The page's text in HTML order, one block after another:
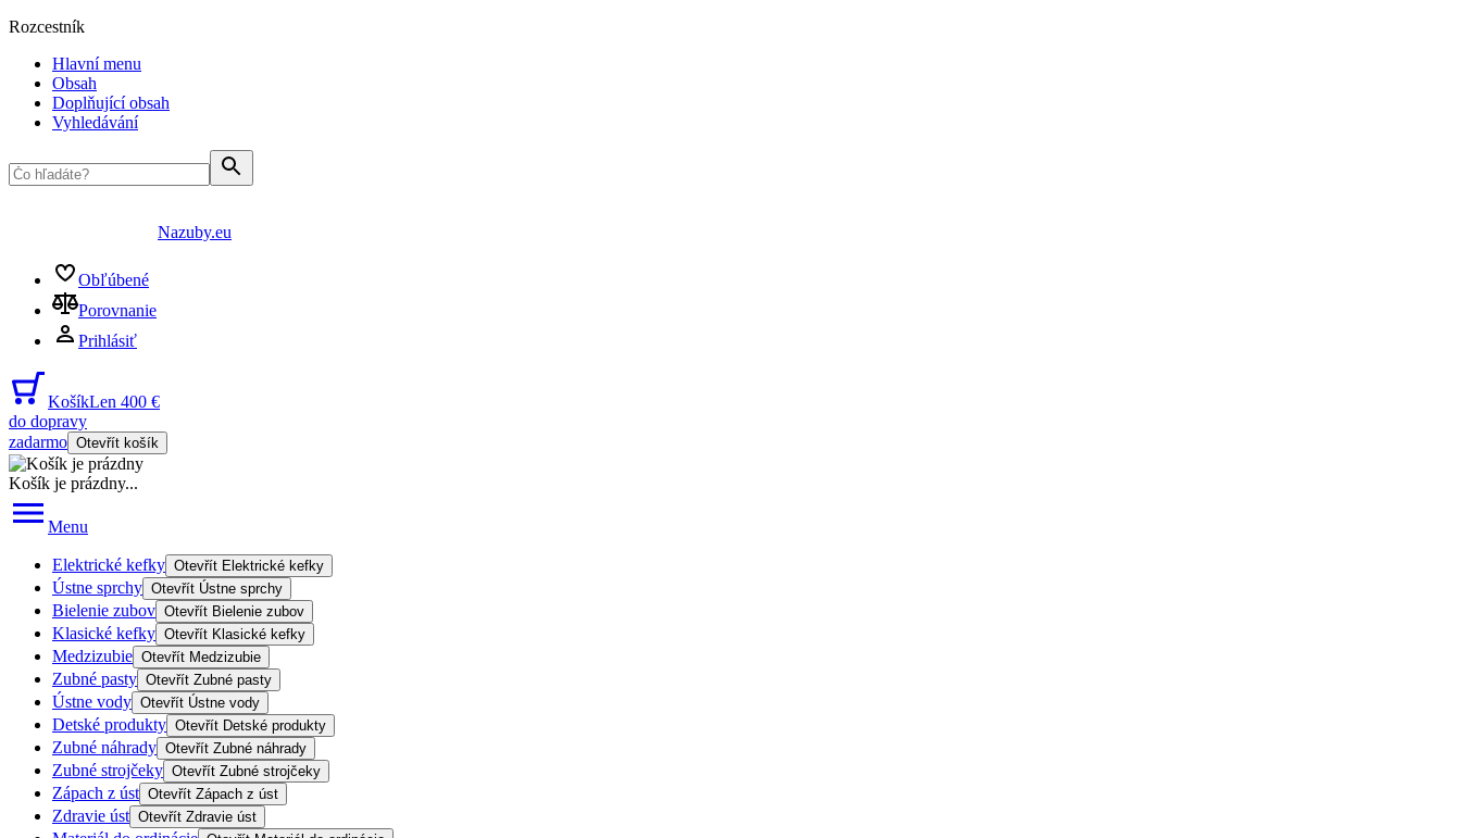
Rozcestník
Hlavní menu
Obsah
Doplňující obsah
Vyhledávání
Nazuby.eu
Obľúbené
Porovnanie
Prihlásiť
KošíkLen 400 €
do dopravy
zadarmo Otevřít košík
Košík je prázdny...
Menu
Elektrické kefky Otevřít Elektrické kefky
Ústne sprchy Otevřít Ústne sprchy
Bielenie zubov Otevřít Bielenie zubov
Klasické kefky Otevřít Klasické kefky
Medzizubie Otevřít Medzizubie
Zubné pasty Otevřít Zubné pasty
Ústne vody Otevřít Ústne vody
Detské produkty Otevřít Detské produkty
Zubné náhrady Otevřít Zubné náhrady
Zubné strojčeky Otevřít Zubné strojčeky
Zápach z úst Otevřít Zápach z úst
Zdravie úst Otevřít Zdravie úst